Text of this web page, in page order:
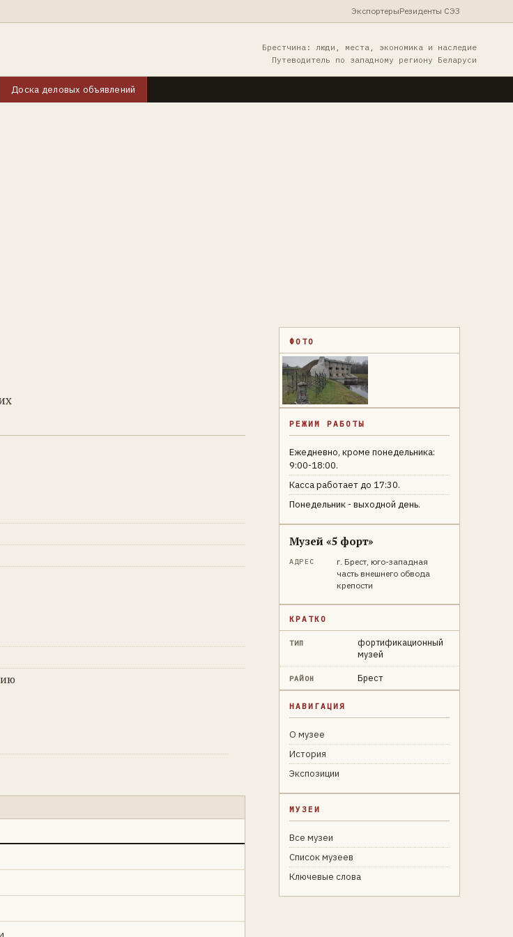
ЭкспортерыРезиденты СЭЗ
Брестчина: люди, места, экономика и наследие
Путеводитель по западному региону Беларуси
Доска деловых объявлений
ФОТО
РЕЖИМ РАБОТЫ
Ежедневно, кроме понедельника:
9:00-18:00.
Касса работает до 17:30.
Понедельник - выходной день.
Музей «5 форт»
АДРЕС
г. Брест, юго-западная
часть внешнего обвода
крепости
КРАТКО
ТИП
фортификационный
музей
РАЙОН Брест
НАВИГАЦИЯ
О музее
История
Экспозиции
МУЗЕИ
Все музеи
Список музеев
Ключевые слова